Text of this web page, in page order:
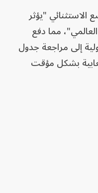
الاستثنائي "يؤثر
مما دفع
إلى مراجعة جدول
بشكل مؤقت